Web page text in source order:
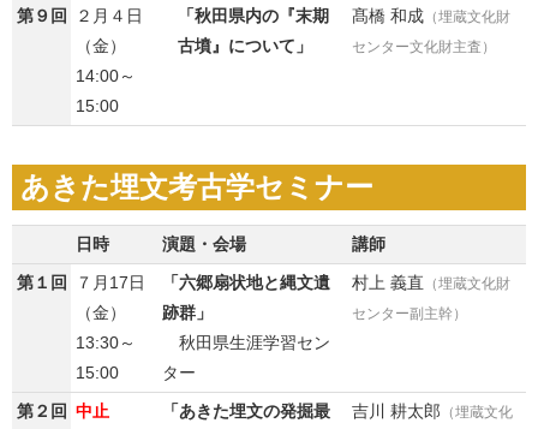
第９回
２月４日
（金）
14:00～
15:00
「秋田県内の『末期
古墳』について」
髙橋 和成（埋蔵文化財
センター文化財主査）
あきた埋文考古学セミナー
日時 演題・会場
講師
第１回
７月17日
（金）
13:30～
15:00
「六郷扇状地と縄文遺
跡群」
秋田県生涯学習セン
ター
村上 義直 （埋蔵文化財
センター副主幹）
第２回 中止
「あきた埋文の発掘最
吉川 耕太郎 （埋蔵文化